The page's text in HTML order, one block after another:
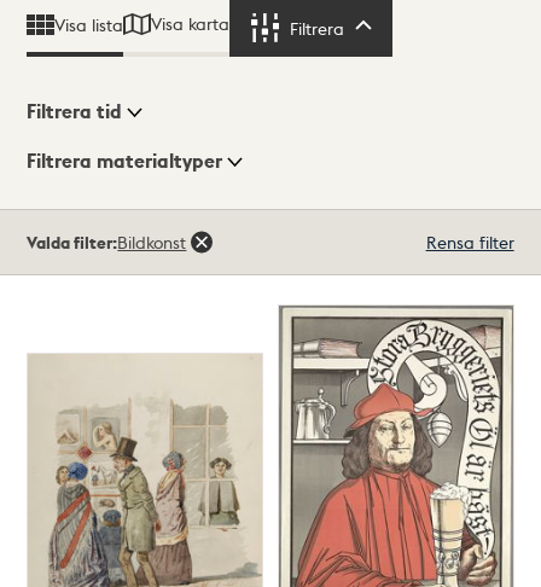
Visa lista Visa karta Filtrera
Visningsläge
Filtrera tid
Filtrera materialtyper
träffar
Valda filter:Bildkonst Rensa filter